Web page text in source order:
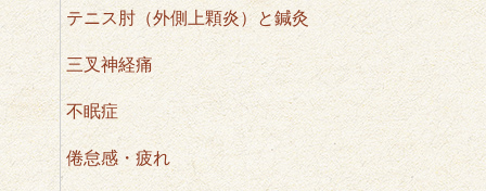
テニス肘（外側上顆炎）と鍼灸
三叉神経痛
不眠症
倦怠感・疲れ